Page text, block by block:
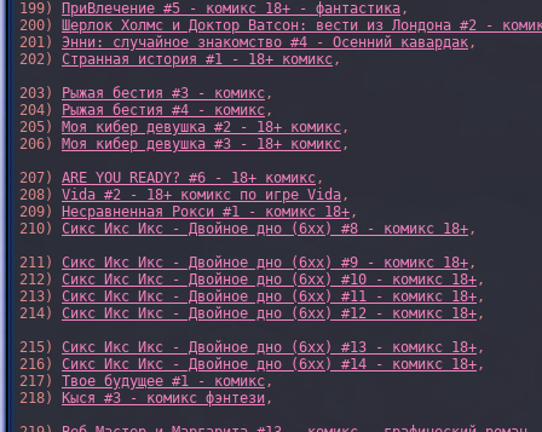
199)
ПриВлечение #5 - комикс 18+ - фантастика,
200) Шерлок Холмс и Доктор Ватсон: вести из Лондона #2 -
201) Энни: случайное знакомство #4 - Осенний кавардак,
202) Странная история #1 - 18+ комикс,
203)
Рыжая бестия #3 - комикс,
204)
Рыжая бестия #4 - комикс,
205) Моя кибер девушка #2 - 18+ комикс,
206) Моя кибер девушка #3 - 18+ комикс,
207) ARE YOU READY? #6 - 18+ комикс,
208) Vida #2 - 18+ комикс по игре Vida,
209)
Несравненная Рокси #1 - комикс 18+,
210) Сикс Икс Икс - Двойное дно (6xx) #8 - комикс 18+,
211) Сикс Икс Икс - Двойное дно (6xx) #9 - комикс 18+,
212) Сикс Икс Икс - Двойное дно (6xx) #10 - комикс 18+,
213) Сикс Икс Икс - Двойное дно (6xx) #11 - комикс 18+,
214) Сикс Икс Икс - Двойное дно (6xx) #12 - комикс 18+,
215) Сикс Икс Икс - Двойное дно (6xx) #13 - комикс 18+,
216) Сикс Икс Икс - Двойное дно (6xx) #14 - комикс 18+,
217) Твое будущее #1 - комикс,
218)
Кыся #3 - комикс фэнтези,